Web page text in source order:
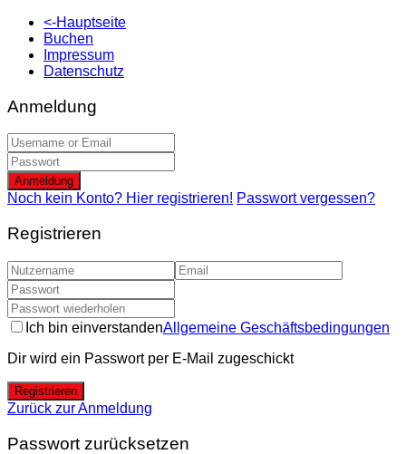
<-Hauptseite
Buchen
Impressum
Datenschutz
Anmeldung
Anmeldung
Noch kein Konto? Hier registrieren! Passwort vergessen?
Registrieren
Ich bin einverstandenAllgemeine Geschäftsbedingungen
Dir wird ein Passwort per E-Mail zugeschickt
Registrieren
Zurück zur Anmeldung
Passwort zurücksetzen